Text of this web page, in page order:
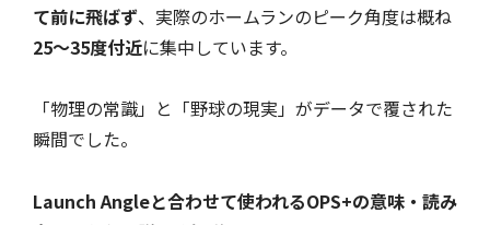
て前に飛ばず、実際のホームランのピーク角度は概ね
25〜35度付近に集中しています。
「物理の常識」と「野球の現実」がデータで覆された
瞬間でした。
Launch Angleと合わせて使われるOPS+の意味・読み